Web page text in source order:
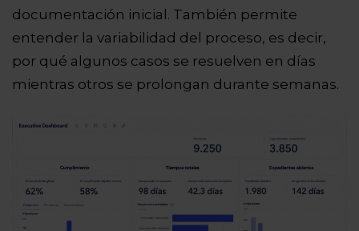
documentación inicial. También permite
entender la variabilidad del proceso, es decir,
por qué algunos casos se resuelven en días
mientras otros se prolongan durante semanas.